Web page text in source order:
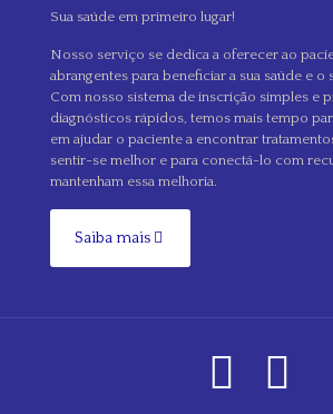
Sua saúde em primeiro lugar!
Nosso serviço se dedica a oferecer ao
abrangentes para beneficiar a sua saúde e o
Com nosso sistema de inscrição simples e
diagnósticos rápidos, temos mais tempo
em ajudar o paciente a encontrar
sentir-se melhor e para conectá-lo com
mantenham essa melhoria.
Saiba mais